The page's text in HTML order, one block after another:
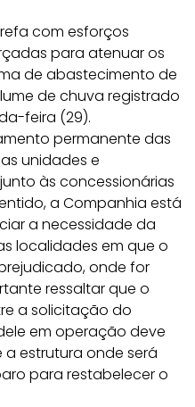
com esforços
para atenuar os
de abastecimento de
de chuva registrado
feira (29).
permanente das
unidades e
às concessionárias
a Companhia está
a necessidade da
localidades em que o
onde for
ressaltar que o
a solicitação do
em operação deve
estrutura onde será
para restabelecer o